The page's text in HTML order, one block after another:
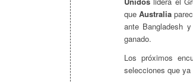
queAustralia
ante Bangladesh
ganado.
Los próximos
selecciones que